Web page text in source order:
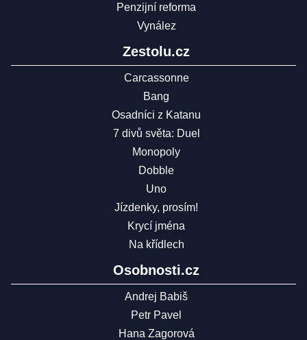
Penzijní reforma
Vynález
Zestolu.cz
Carcassonne
Bang
Osadníci z Katanu
7 divů světa: Duel
Monopoly
Dobble
Uno
Jízdenky, prosím!
Krycí jména
Na křídlech
Osobnosti.cz
Andrej Babiš
Petr Pavel
Hana Zagorová